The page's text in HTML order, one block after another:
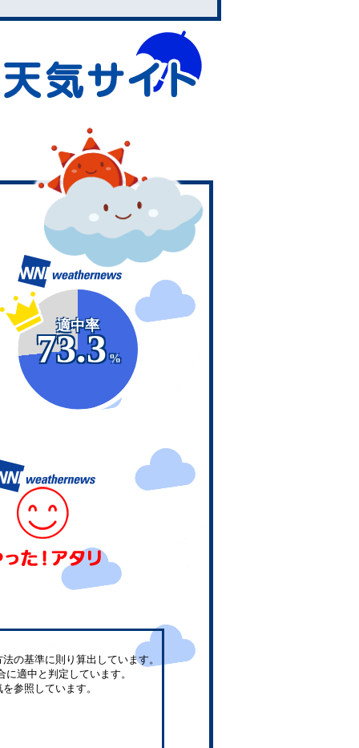
適中率
73.3
%
の基準に則り算出しています。
に適中と判定しています。
参照しています。